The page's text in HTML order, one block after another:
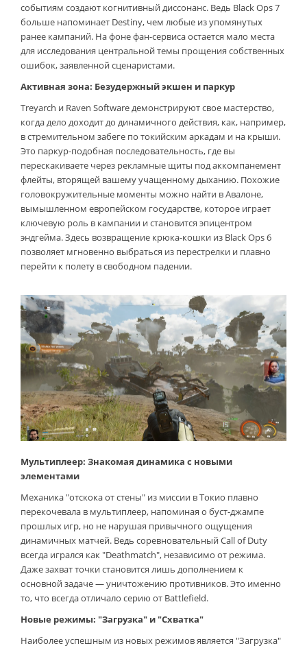
событиям создают когнитивный диссонанс. Ведь Black Ops 7
больше напоминает Destiny, чем любые из упомянутых
ранее кампаний. На фоне фан-сервиса остается мало места
для исследования центральной темы прощения собственных
ошибок, заявленной сценаристами.
Активная зона: Безудержный экшен и паркур
Treyarch и Raven Software демонстрируют свое мастерство,
когда дело доходит до динамичного действия, как, например,
в стремительном забеге по токийским аркадам и на крыши.
Это паркур-подобная последовательность, где вы
перескакиваете через рекламные щиты под аккомпанемент
флейты, вторящей вашему учащенному дыханию. Похожие
головокружительные моменты можно найти в Авалоне,
вымышленном европейском государстве, которое играет
ключевую роль в кампании и становится эпицентром
эндгейма. Здесь возвращение крюка-кошки из Black Ops 6
позволяет мгновенно выбраться из перестрелки и плавно
перейти к полету в свободном падении.
Мультиплеер: Знакомая динамика с новыми
элементами
Механика "отскока от стены" из миссии в Токио плавно
перекочевала в мультиплеер, напоминая о буст-джампе
прошлых игр, но не нарушая привычного ощущения
динамичных матчей. Ведь соревновательный Call of Duty
всегда игрался как "Deathmatch", независимо от режима.
Даже захват точки становится лишь дополнением к
основной задаче — уничтожению противников. Это именно
то, что всегда отличало серию от Battlefield.
Новые режимы: "Загрузка" и "Схватка"
Наиболее успешным из новых режимов является "Загрузка"